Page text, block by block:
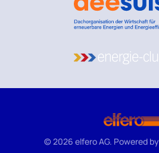
©2026 elfero AG. Powered by